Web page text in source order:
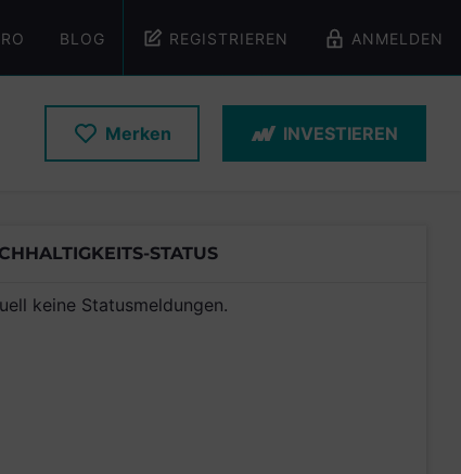
BLOG REGISTRIEREN ANMELDEN
Merken INVESTIEREN
STATUS
keine Statusmeldungen.